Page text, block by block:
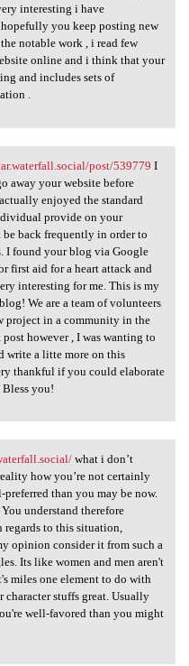
interesting i have
you keep posting new
notable work , i read few
online and i think that your
and includes sets of
.
post/539779 I
away your website before
enjoyed the standard
provide on your
be back frequently in order to
I found your blog via Google
first aid for a heart attack and
interesting for me. This is my
We are a team of volunteers
project in a community in the
post however , I was wanting to
write a litte more on this
thankful if you could elaborate
you!
what i don’t
how you’re not certainly
preferred than you may be now.
understand therefore
to this situation,
opinion consider it from such a
Its like women and men aren't
miles one element to do with
character stuffs great. Usually
well-favored than you might